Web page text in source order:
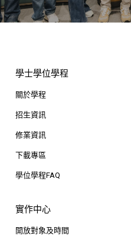
學士學位學程
關於學程
招生資訊
修業資訊
下載專區
學位學程FAQ
實作中心
開放對象及時間